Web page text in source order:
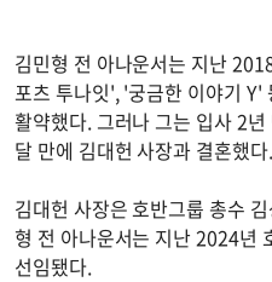
김민형 전 아나운서는 지난
포츠 투나잇', '궁금한 이야기 Y'
활약했다. 그러나 그는 입사 2
달 만에 김대헌 사장과 결혼했다.
김대헌 사장은 호반그룹 총수
형 전 아나운서는 지난 2024년
선임됐다.